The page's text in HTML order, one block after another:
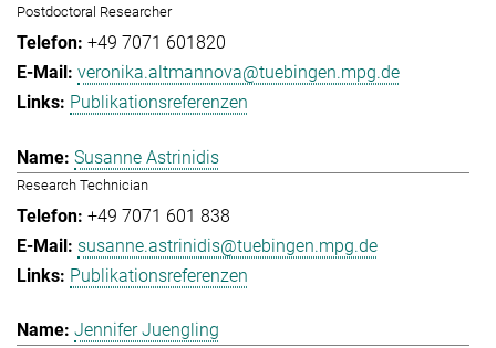
Postdoctoral Researcher
+49 7071 601820
veronika.altmannova@tuebingen.mpg.de
Publikationsreferenzen
Susanne Astrinidis
Research Technician
+49 7071 601 838
susanne.astrinidis@tuebingen.mpg.de
Publikationsreferenzen
Jennifer Juengling